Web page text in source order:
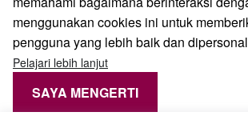
TAUTAN
menggunakan cookies ini untuk
pengguna yang lebih baik dan
Pelajari lebih lanjut
SAYA MENGERTI